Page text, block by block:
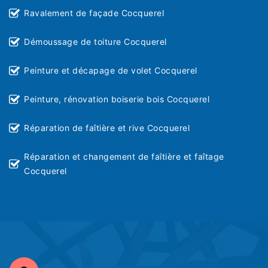
Ravalement de façade Cocquerel
Démoussage de toiture Cocquerel
Peinture et décapage de volet Cocquerel
Peinture, rénovation boiserie bois Cocquerel
Réparation de faîtière et rive Cocquerel
Réparation et changement de faîtière et faîtage
Cocquerel